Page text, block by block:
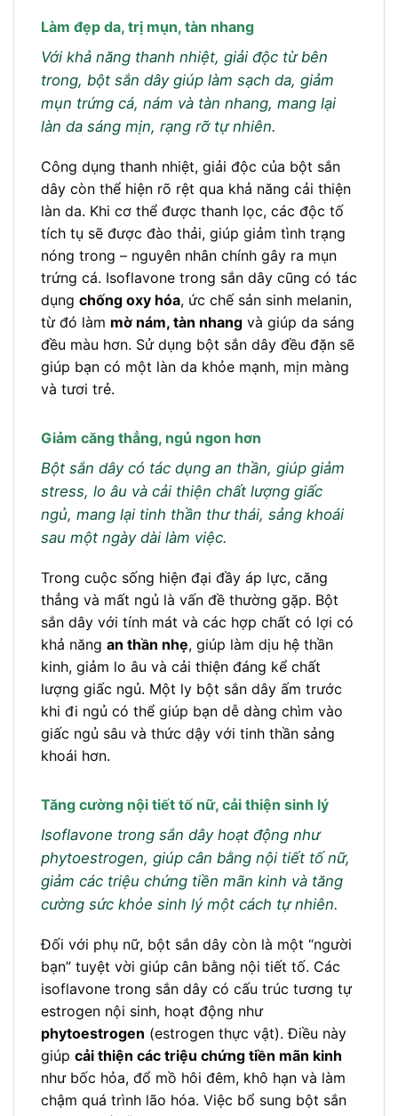
Làm đẹp da, trị mụn, tàn nhang
Với khả năng thanh nhiệt, giải độc từ bên
trong, bột sắn dây giúp làm sạch da, giảm
mụn trứng cá, nám và tàn nhang, mang lại
làn da sáng mịn, rạng rỡ tự nhiên.
Công dụng thanh nhiệt, giải độc của bột sắn
dây còn thể hiện rõ rệt qua khả năng cải thiện
làn da. Khi cơ thể được thanh lọc, các độc tố
tích tụ sẽ được đào thải, giúp giảm tình trạng
nóng trong – nguyên nhân chính gây ra mụn
trứng cá. Isoflavone trong sắn dây cũng có tác
dụng chống oxy hóa, ức chế sản sinh melanin,
từ đó làm mờ nám, tàn nhang và giúp da sáng
đều màu hơn. Sử dụng bột sắn dây đều đặn sẽ
giúp bạn có một làn da khỏe mạnh, mịn màng
và tươi trẻ.
Giảm căng thẳng, ngủ ngon hơn
Bột sắn dây có tác dụng an thần, giúp giảm
stress, lo âu và cải thiện chất lượng giấc
ngủ, mang lại tinh thần thư thái, sảng khoái
sau một ngày dài làm việc.
Trong cuộc sống hiện đại đầy áp lực, căng
thẳng và mất ngủ là vấn đề thường gặp. Bột
sắn dây với tính mát và các hợp chất có lợi có
khả năng an thần nhẹ, giúp làm dịu hệ thần
kinh, giảm lo âu và cải thiện đáng kể chất
lượng giấc ngủ. Một ly bột sắn dây ấm trước
khi đi ngủ có thể giúp bạn dễ dàng chìm vào
giấc ngủ sâu và thức dậy với tinh thần sảng
khoái hơn.
Tăng cường nội tiết tố nữ, cải thiện sinh lý
Isoflavone trong sắn dây hoạt động như
phytoestrogen, giúp cân bằng nội tiết tố nữ,
giảm các triệu chứng tiền mãn kinh và tăng
cường sức khỏe sinh lý một cách tự nhiên.
Đối với phụ nữ, bột sắn dây còn là một “người
bạn” tuyệt vời giúp cân bằng nội tiết tố. Các
isoflavone trong sắn dây có cấu trúc tương tự
estrogen nội sinh, hoạt động như
phytoestrogen (estrogen thực vật). Điều này
giúp cải thiện các triệu chứng tiền mãn kinh
như bốc hỏa, đổ mồ hôi đêm, khô hạn và làm
chậm quá trình lão hóa. Việc bổ sung bột sắn